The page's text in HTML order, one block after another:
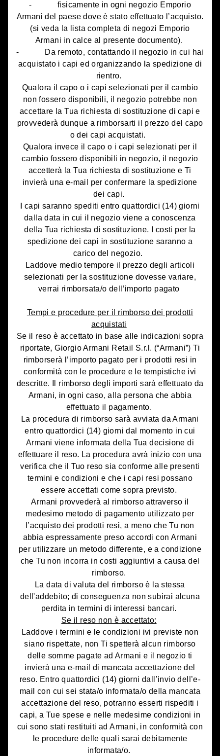
- fisicamente in ogni negozio Emporio
Armani del paese dove è stato effettuato l’acquisto.
(si veda la lista completa di negozi Emporio
Armani in calce al presente documento).
- Da remoto, contattando il negozio in cui hai
acquistato i capi ed organizzando la spedizione di
rientro.
Qualora il capo o i capi selezionati per il cambio
non fossero disponibili, il negozio potrebbe non
accettare la Tua richiesta di sostituzione di capi e
provvederà dunque a rimborsarti il prezzo del capo
o dei capi acquistati.
Qualora invece il capo o i capi selezionati per il
cambio fossero disponibili in negozio, il negozio
accetterà la Tua richiesta di sostituzione e Ti
invierà una e-mail per confermare la spedizione
dei capi.
I capi saranno spediti entro quattordici (14) giorni
dalla data in cui il negozio viene a conoscenza
della Tua richiesta di sostituzione. I costi per la
spedizione dei capi in sostituzione saranno a
carico del negozio.
Laddove medio tempore il prezzo degli articoli
selezionati per la sostituzione dovesse variare,
verrai rimborsata/o dell’importo pagato
Tempi e procedure per il rimborso dei prodotti
acquistati
Se il reso è accettato in base alle indicazioni sopra
riportate, Giorgio Armani Retail S.r.l. (“Armani”) Ti
rimborserà l’importo pagato per i prodotti resi in
conformità con le procedure e le tempistiche ivi
descritte. Il rimborso degli importi sarà effettuato da
Armani, in ogni caso, alla persona che abbia
effettuato il pagamento.
La procedura di rimborso sarà avviata da Armani
entro quattordici (14) giorni dal momento in cui
Armani viene informata della Tua decisione di
effettuare il reso. La procedura avrà inizio con una
verifica che il Tuo reso sia conforme alle presenti
termini e condizioni e che i capi resi possano
essere accettati come sopra previsto.
Armani provvederà al rimborso attraverso il
medesimo metodo di pagamento utilizzato per
l’acquisto dei prodotti resi, a meno che Tu non
abbia espressamente preso accordi con Armani
per utilizzare un metodo differente, e a condizione
che Tu non incorra in costi aggiuntivi a causa del
rimborso.
La data di valuta del rimborso è la stessa
dell'addebito; di conseguenza non subirai alcuna
perdita in termini di interessi bancari.
Se il reso non è accettato:
Laddove i termini e le condizioni ivi previste non
siano rispettate, non Ti spetterà alcun rimborso
delle somme pagate ad Armani e il negozio ti
invierà una e-mail di mancata accettazione del
reso. Entro quattordici (14) giorni dall’invio dell’e-
mail con cui sei stata/o informata/o della mancata
accettazione del reso, potranno esserti rispediti i
capi, a Tue spese e nelle medesime condizioni in
cui sono stati restituiti ad Armani, in conformità con
le procedure delle quali sarai debitamente
informata/o.